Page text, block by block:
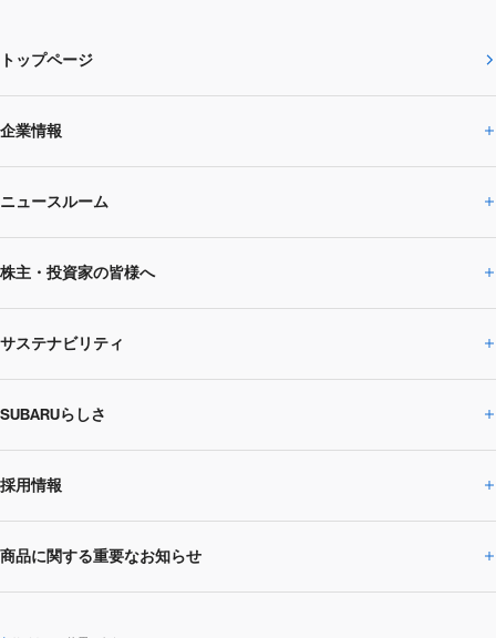
トップページ
企業情報
企業情報トップ
SUBARUのありたい姿
SUBARU 2025方針
事業所・関係会社
ニュースルーム
ニュースルームトップ
ニュースリリース
閉じる
株主・投資家の皆様へ
株主・投資家の皆様へトップ
企業・経営
IRライブラリー
株主・投資家サポート
サステナビリティ
サステナビリティトップ
CEOサステナビリティ
環境
SUBARUらしさ
SUBARUらしさトップ
SUBARUびと
採用情報
採用情報トップ
商品に関する重要なお知らせ